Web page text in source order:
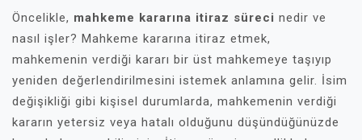
Öncelikle, mahkeme kararına itiraz süreci nedir ve
nasıl işler? Mahkeme kararına itiraz etmek,
mahkemenin verdiği kararı bir üst mahkemeye taşıyıp
yeniden değerlendirilmesini istemek anlamına gelir. İsim
değişikliği gibi kişisel durumlarda, mahkemenin verdiği
kararın yetersiz veya hatalı olduğunu düşündüğünüzde